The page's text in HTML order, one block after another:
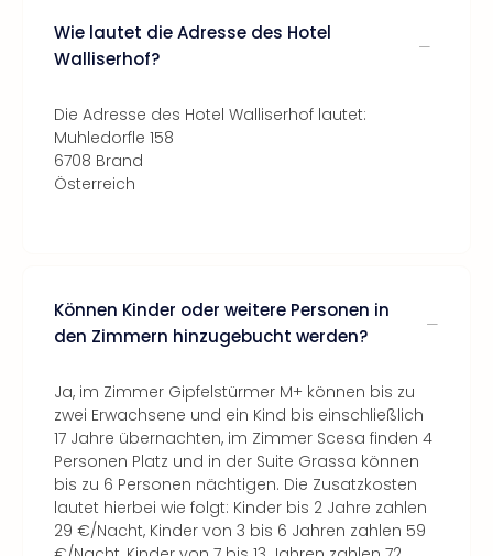
Wie lautet die Adresse des Hotel
Walliserhof?
Die Adresse des Hotel Walliserhof lautet:
Muhledorfle 158
6708 Brand
Österreich
Können Kinder oder weitere Personen in
den Zimmern hinzugebucht werden?
Ja, im Zimmer Gipfelstürmer M+ können bis zu
zwei Erwachsene und ein Kind bis einschließlich
17 Jahre übernachten, im Zimmer Scesa finden 4
Personen Platz und in der Suite Grassa können
bis zu 6 Personen nächtigen. Die Zusatzkosten
lautet hierbei wie folgt: Kinder bis 2 Jahre zahlen
29 €/Nacht, Kinder von 3 bis 6 Jahren zahlen 59